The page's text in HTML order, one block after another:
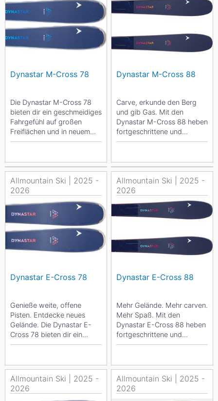
Dynastar M-Cross 78
Die Dynastar M-Cross 78
bieten dir ein geschmeidiges
Fahrgefühl auf großen
Freiflächen und in neuem
Gelände, damit du deine
Dynastar M-Cross 88
Carve, erkunde den Berg
und gib Gas. Mit den
Dynastar M-Cross 88 heben
fortgeschrittene und
erfahrene Skifahrer ihren
Allmountain Ski | 2025 -
2026
Dynastar E-Cross 78
Genieße weite, offene
Pisten. Entdecke neues
Gelände. Die Dynastar E-
Cross 78 bieten dir ein
geschmeidiges Fahrgefühl,
Allmountain Ski | 2025 -
2026
Dynastar E-Cross 88
Mehr Gelände. Mehr carven.
Mehr Spaß. Mit den
Dynastar E-Cross 88 heben
fortgeschrittene und
erfahrene Skifahrerinnen
Allmountain Ski | 2025 -
2026
Allmountain Ski | 2025 -
2026